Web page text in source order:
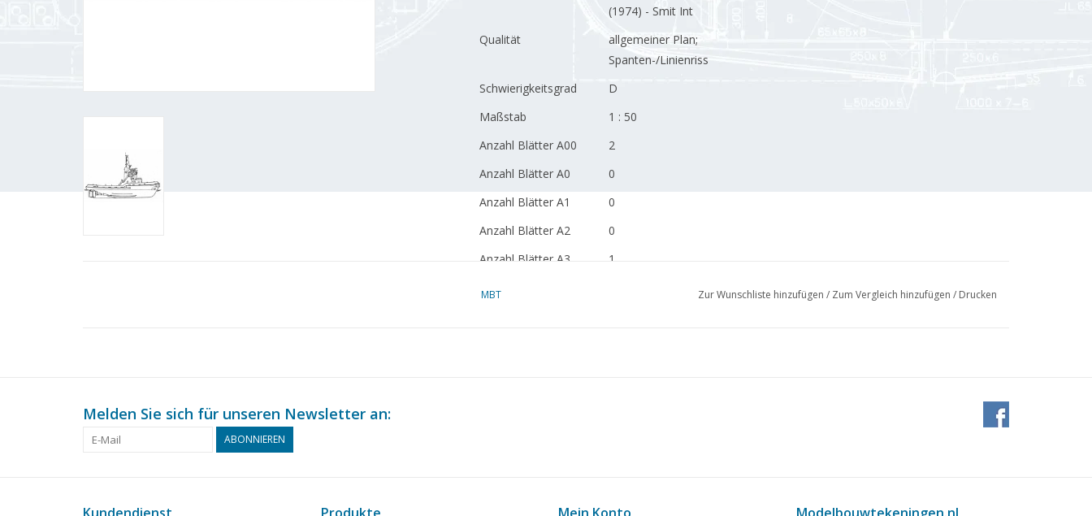
(1974) - Smit Int
Qualität
allgemeiner Plan;
Spanten-/Linienriss
Schwierigkeitsgrad
D
Maßstab
1 : 50
Anzahl Blätter A00
2
Anzahl Blätter A0
0
Anzahl Blätter A1
0
Anzahl Blätter A2
0
Anzahl Blätter A3
1
Anzahl Blätter A4
MBT Zur Wunschliste hinzufügen / Zum Vergleich hinzufügen / Drucken
Melden Sie sich für unseren Newsletter an:
ABONNIEREN